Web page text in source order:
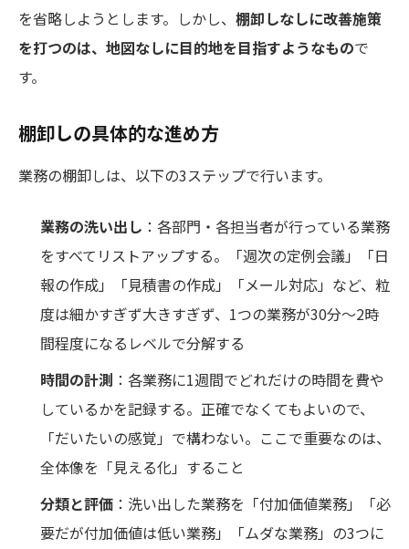
を省略しようとします。しかし、 棚卸しなしに改善施策
を打つのは、地図なしに目的地を目指すようなもので
す。
棚卸しの具体的な進め方
業務の棚卸しは、以下の3ステップで行います。
業務の洗い出し ：各部門・各担当者が行っている業務
をすべてリストアップする。「週次の定例会議」「日
報の作成」「見積書の作成」「メール対応」など、粒
度は細かすぎず大きすぎず、1つの業務が30分〜2時
間程度になるレベルで分解する
時間の計測 ：各業務に1週間でどれだけの時間を費や
しているかを記録する。正確でなくてもよいので、
「だいたいの感覚」で構わない。ここで重要なのは、
全体像を「見える化」すること
分類と評価 ：洗い出した業務を「付加価値業務」「必
要だが付加価値は低い業務」「ムダな業務」の3つに